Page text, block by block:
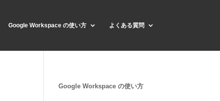
Google Workspace の使い方 よくある質問
Google Workspace の使い方